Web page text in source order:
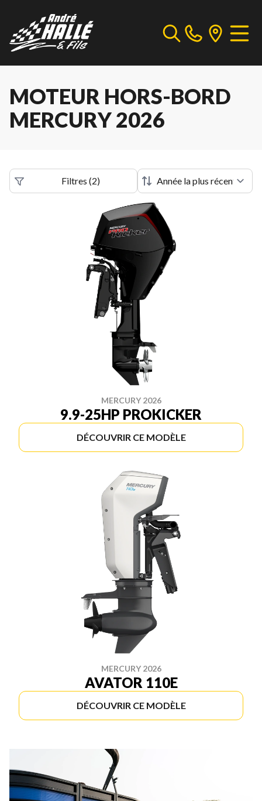
MOTEUR HORS-BORD
MERCURY 2026
Filtres (2)
MERCURY 2026
9.9-25HP PROKICKER
DÉCOUVRIR CE MODÈLE
MERCURY 2026
AVATOR 110E
DÉCOUVRIR CE MODÈLE